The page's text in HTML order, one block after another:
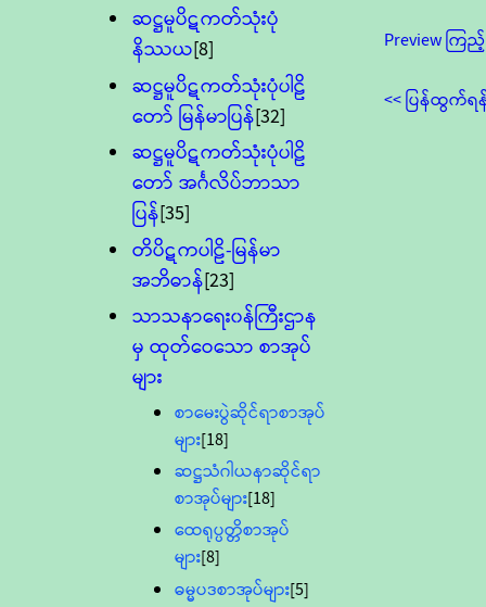
ဆဋ္ဌမူပိဋကတ်သုံးပုံ
နိဿယ[8]
ဆဋ္ဌမူပိဋကတ်သုံးပုံပါဠိ
တော် မြန်မာပြန်[32]
ဆဋ္ဌမူပိဋကတ်သုံးပုံပါဠိ
တော် အင်္ဂလိပ်ဘာသာ
ပြန်[35]
တိပိဋကပါဠိ-မြန်မာ
အဘိဓာန်[23]
သာသနာရေး၀န်ကြီးဌာန
မှ ထုတ်ဝေသော စာအုပ်
များ
စာမေးပွဲဆိုင်ရာစာအုပ်
များ[18]
ဆဋ္ဌသံဂါယနာဆိုင်ရာ
စာအုပ်များ[18]
ထေရုပ္ပတ္တိစာအုပ်
များ[8]
ဓမ္မပဒစာအုပ်များ[5]
Preview ကြ
<< ပြန်ထွက်ရ